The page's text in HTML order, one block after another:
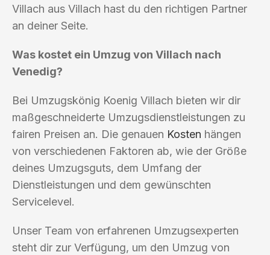
Villach aus Villach hast du den richtigen Partner
an deiner Seite.
Was kostet ein Umzug von Villach nach
Venedig?
Bei Umzugskönig Koenig Villach bieten wir dir
maßgeschneiderte Umzugsdienstleistungen zu
fairen Preisen an. Die genauen Kosten hängen
von verschiedenen Faktoren ab, wie der Größe
deines Umzugsguts, dem Umfang der
Dienstleistungen und dem gewünschten
Servicelevel.
Unser Team von erfahrenen Umzugsexperten
steht dir zur Verfügung, um den Umzug von